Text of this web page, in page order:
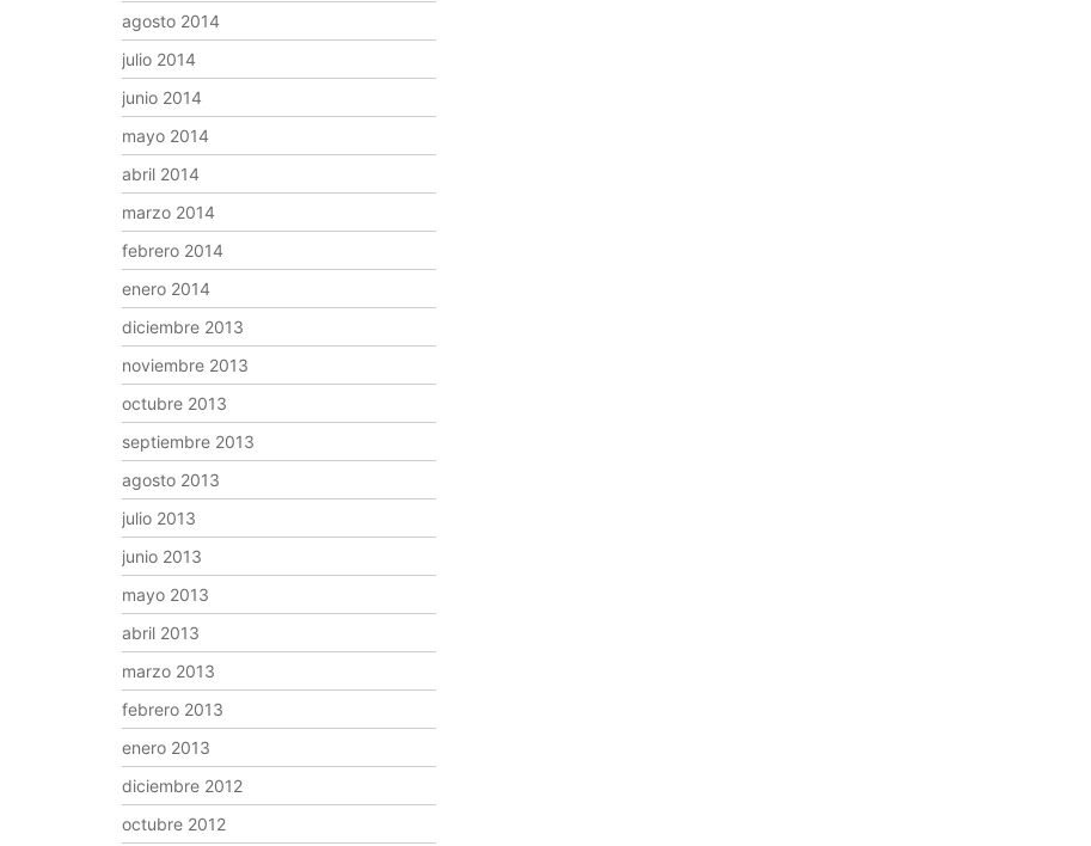
agosto 2014
julio 2014
junio 2014
mayo 2014
abril 2014
marzo 2014
febrero 2014
enero 2014
diciembre 2013
noviembre 2013
octubre 2013
septiembre 2013
agosto 2013
julio 2013
junio 2013
mayo 2013
abril 2013
marzo 2013
febrero 2013
enero 2013
diciembre 2012
octubre 2012